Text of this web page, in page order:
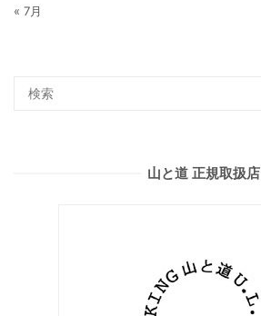
« 7月
山と道 正規取扱店